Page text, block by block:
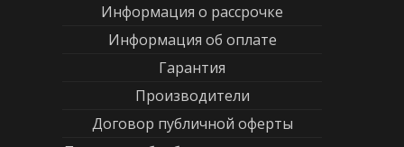
Информация о рассрочке
Информация об оплате
Гарантия
Производители
Договор публичной оферты